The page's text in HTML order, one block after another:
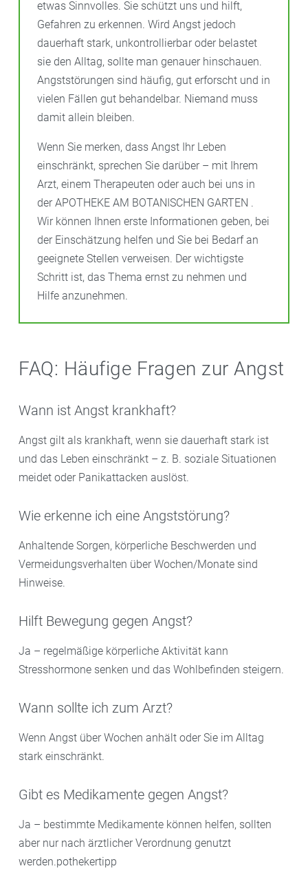
etwas Sinnvolles. Sie schützt uns und hilft,
Gefahren zu erkennen. Wird Angst jedoch
dauerhaft stark, unkontrollierbar oder belastet
sie den Alltag, sollte man genauer hinschauen.
Angststörungen sind häufig, gut erforscht und in
vielen Fällen gut behandelbar. Niemand muss
damit allein bleiben.
Wenn Sie merken, dass Angst Ihr Leben
einschränkt, sprechen Sie darüber – mit Ihrem
Arzt, einem Therapeuten oder auch bei uns in
der APOTHEKE AM BOTANISCHEN GARTEN .
Wir können Ihnen erste Informationen geben, bei
der Einschätzung helfen und Sie bei Bedarf an
geeignete Stellen verweisen. Der wichtigste
Schritt ist, das Thema ernst zu nehmen und
Hilfe anzunehmen.
FAQ: Häufige Fragen zur Angst
Wann ist Angst krankhaft?
Angst gilt als krankhaft, wenn sie dauerhaft stark ist
und das Leben einschränkt – z. B. soziale Situationen
meidet oder Panikattacken auslöst.
Wie erkenne ich eine Angststörung?
Anhaltende Sorgen, körperliche Beschwerden und
Vermeidungsverhalten über Wochen/Monate sind
Hinweise.
Hilft Bewegung gegen Angst?
Ja – regelmäßige körperliche Aktivität kann
Stresshormone senken und das Wohlbefinden steigern.
Wann sollte ich zum Arzt?
Wenn Angst über Wochen anhält oder Sie im Alltag
stark einschränkt.
Gibt es Medikamente gegen Angst?
Ja – bestimmte Medikamente können helfen, sollten
aber nur nach ärztlicher Verordnung genutzt
werden.pothekertipp